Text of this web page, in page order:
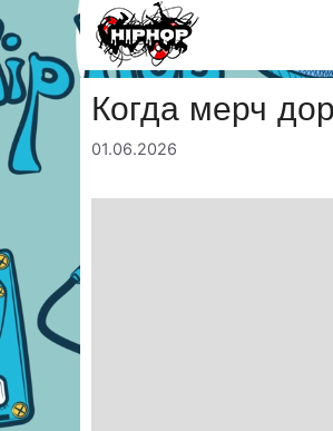
Перейти
к
содержимому
Когда мерч
01.06.2026